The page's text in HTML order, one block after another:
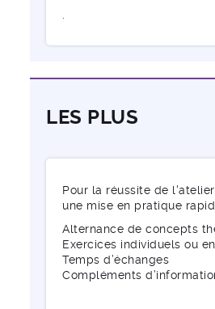
LES PLUS
Pour la réussite de
une mise en pratique
Alternance de concepts
Exercices individuels ou
Temps d’échanges
Compléments